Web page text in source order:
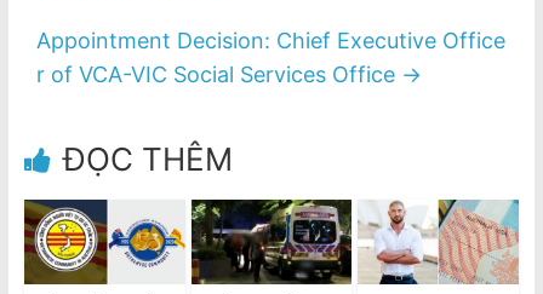
Appointment Decision: Chief Executive Office
r of VCA-VIC Social Services Office →
ĐỌC THÊM